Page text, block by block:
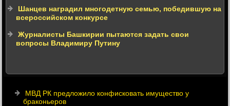
Шанцев наградил многодетную семью, победившую на
всероссийском конкурсе
Журналисты Башкирии пытаются задать свои
вопросы Владимиру Путину
МВД РК предложило конфисковать имущество у
браконьеров